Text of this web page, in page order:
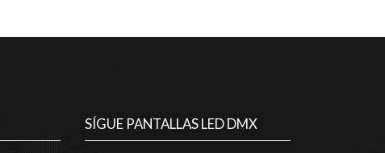
SÍGUE PANTALLAS LED DMX